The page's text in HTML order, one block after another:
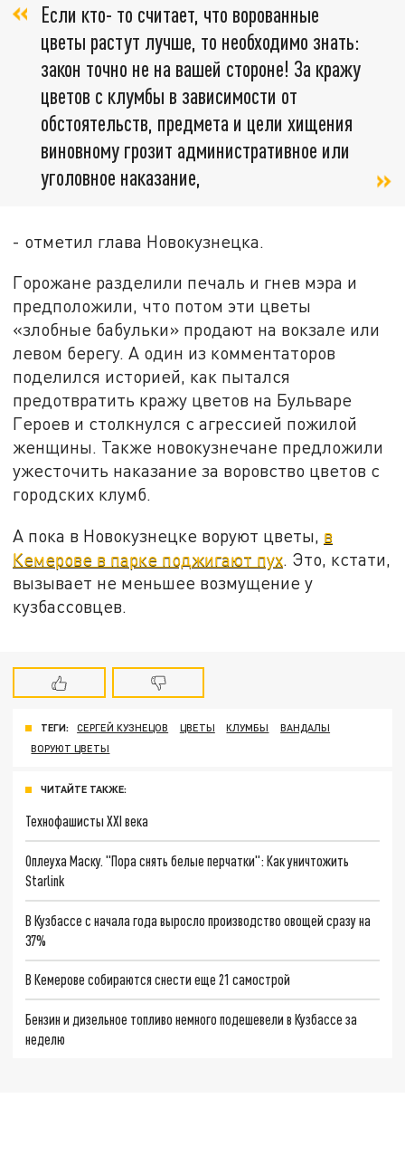
Если кто- то считает, что ворованные
цветы растут лучше, то необходимо знать:
закон точно не на вашей стороне! За кражу
цветов с клумбы в зависимости от
обстоятельств, предмета и цели хищения
виновному грозит административное или
уголовное наказание,
- отметил глава Новокузнецка.
Горожане разделили печаль и гнев мэра и
предположили, что потом эти цветы
«злобные бабульки» продают на вокзале или
левом берегу. А один из комментаторов
поделился историей, как пытался
предотвратить кражу цветов на Бульваре
Героев и столкнулся с агрессией пожилой
женщины. Также новокузнечане предложили
ужесточить наказание за воровство цветов с
городских клумб.
А пока в Новокузнецке воруют цветы, в
Кемерове в парке поджигают пух. Это, кстати,
вызывает не меньшее возмущение у
кузбассовцев.
ТЕГИ: СЕРГЕЙ КУЗНЕЦОВ ЦВЕТЫ КЛУМБЫ
ВАНДАЛЫ
ВОРУЮТ ЦВЕТЫ
ЧИТАЙТЕ ТАКЖЕ:
Технофашисты XXI века
Оплеуха Маску. "Пора снять белые перчатки": Как уничтожить
Starlink
В Кузбассе с начала года выросло производство овощей сразу на
37%
В Кемерове собираются снести еще 21 самострой
Бензин и дизельное топливо немного подешевели в Кузбассе за
неделю